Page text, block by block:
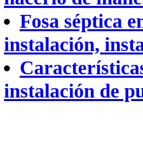
Fosa séptica
instalación,
instalación de